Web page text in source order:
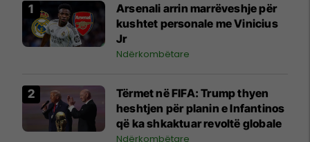
Arsenali arrin marrëveshje për
kushtet personale me Vinicius
Jr
Ndërkombëtare
Tërmet në FIFA: Trump thyen
heshtjen për planin e Infantinos
që ka shkaktuar revoltë globale
Ndërkombëtare